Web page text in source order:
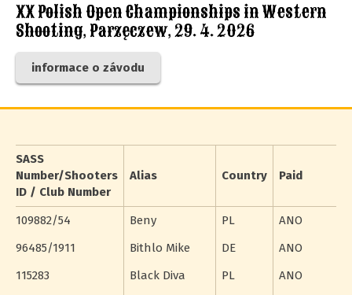
XX Polish Open Championships in Western
Shooting, Parzęczew, 29. 4. 2026
informace o závodu
SASS
Number/Shooters
ID / Club Number
Alias Country Paid
109882/54 Beny PL
ANO
96485/1911
Bithlo Mike DE
ANO
115283
Black Diva PL
ANO